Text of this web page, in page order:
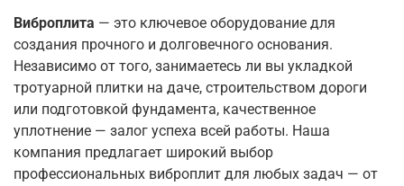
Виброплита — это ключевое оборудование для
создания прочного и долговечного основания.
Независимо от того, занимаетесь ли вы укладкой
тротуарной плитки на даче, строительством дороги
или подготовкой фундамента, качественное
уплотнение — залог успеха всей работы. Наша
компания предлагает широкий выбор
профессиональных виброплит для любых задач — от